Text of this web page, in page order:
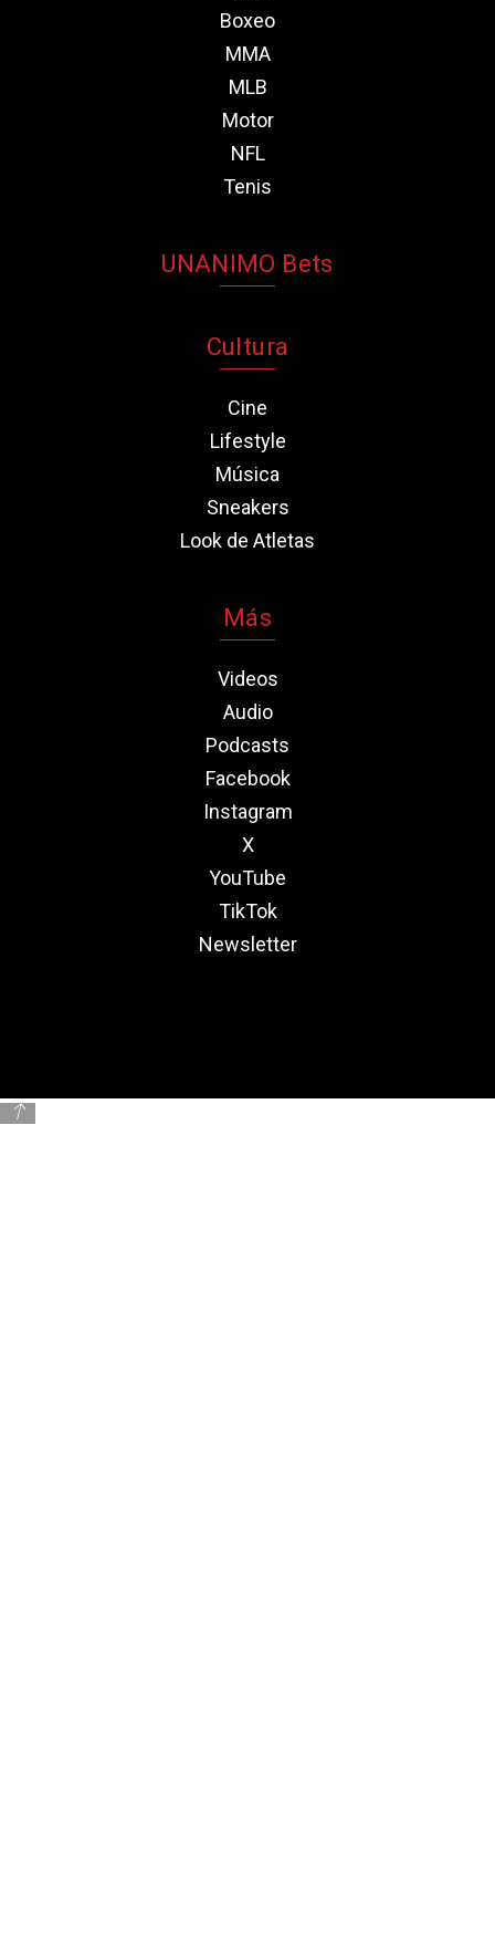
Boxeo
MMA
MLB
Motor
NFL
Tenis
UNANIMO Bets
Cultura
Cine
Lifestyle
Música
Sneakers
Look de Atletas
Más
Videos
Audio
Podcasts
Facebook
Instagram
X
YouTube
TikTok
Newsletter